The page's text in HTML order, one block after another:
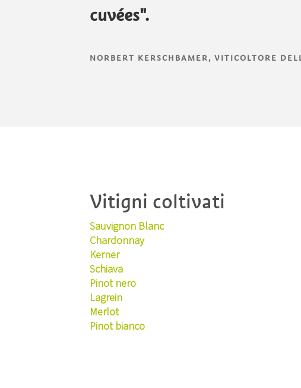
cuvées".
NORBERT KERSCHBAMER, VITICOLTORE
Vitigni coltivati
Sauvignon Blanc
Chardonnay
Kerner
Schiava
Pinot nero
Lagrein
Merlot
Pinot bianco